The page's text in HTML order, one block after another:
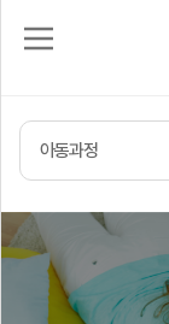
그
원
입
수
신
청
자
아동과정